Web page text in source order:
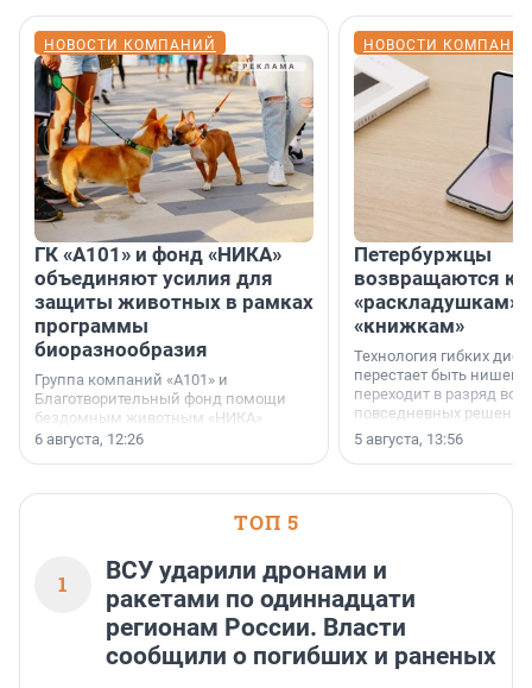
НОВОСТИ КОМПАНИЙ
ГК «А101» и фонд «НИКА»
объединяют усилия для
защиты животных в рамках
программы
биоразнообразия
Группа компаний «А101» и
Благотворительный фонд помощи
бездомным животным «НИКА»
заключили соглашение о
6 августа, 12:26
НОВОСТИ
Петербуржцы
возвращаются к
«раскладушкам»
«книжкам»
Технология гибких
перестает быть
переходит в разряд
повседневных
5 августа, 13:56
ТОП 5
1
ВСУ ударили дронами и
ракетами по одиннадцати
регионам России. Власти
сообщили о погибших и раненых